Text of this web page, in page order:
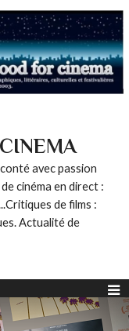
avec passion
cinéma en direct :
de films :
Actualité de